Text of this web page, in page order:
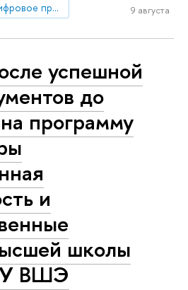
Бизнес-информатика: цифровое предприятие и управление информационными системами
9 августа
успешной
до
программу
и
школы
ВШЭ